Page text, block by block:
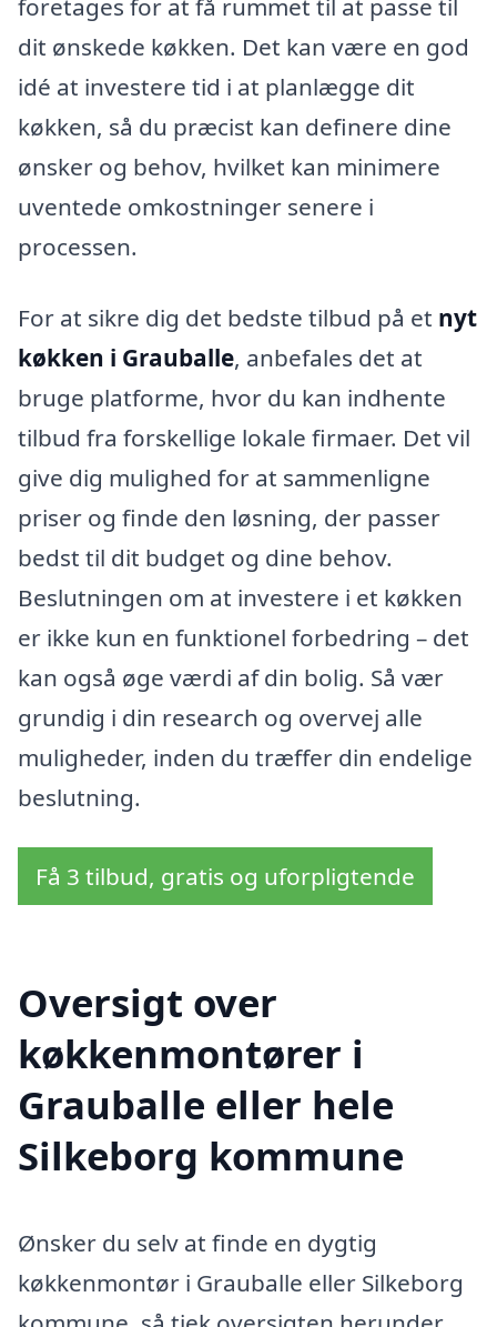
foretages for at få rummet til at passe til
dit ønskede køkken. Det kan være en god
idé at investere tid i at planlægge dit
køkken, så du præcist kan definere dine
ønsker og behov, hvilket kan minimere
uventede omkostninger senere i
processen.
For at sikre dig det bedste tilbud på et nyt
køkken i Grauballe, anbefales det at
bruge platforme, hvor du kan indhente
tilbud fra forskellige lokale firmaer. Det vil
give dig mulighed for at sammenligne
priser og finde den løsning, der passer
bedst til dit budget og dine behov.
Beslutningen om at investere i et køkken
er ikke kun en funktionel forbedring – det
kan også øge værdi af din bolig. Så vær
grundig i din research og overvej alle
muligheder, inden du træffer din endelige
beslutning.
Få 3 tilbud, gratis og uforpligtende
Oversigt over
køkkenmontører i
Grauballe eller hele
Silkeborg kommune
Ønsker du selv at finde en dygtig
køkkenmontør i Grauballe eller Silkeborg